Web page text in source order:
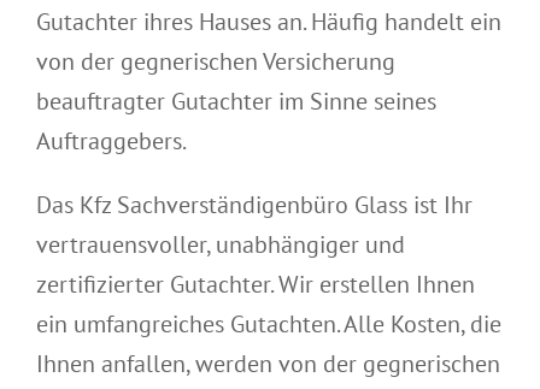
Gutachter ihres Hauses an. Häufig handelt ein
von der gegnerischen Versicherung
beauftragter Gutachter im Sinne seines
Auftraggebers.
Das Kfz Sachverständigenbüro Glass ist Ihr
vertrauensvoller, unabhängiger und
zertifizierter Gutachter. Wir erstellen Ihnen
ein umfangreiches Gutachten. Alle Kosten, die
Ihnen anfallen, werden von der gegnerischen